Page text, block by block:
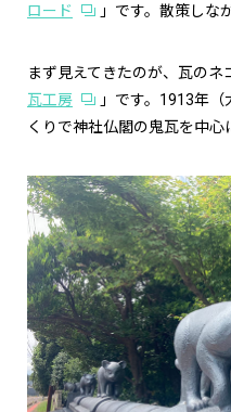
ロード
」です。散策しな
まず見えてきたのが、瓦のネ
瓦工房
」です。1913年
くりで神社仏閣の鬼瓦を中心